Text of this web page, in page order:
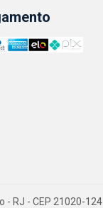
- RJ - CEP 21020-124